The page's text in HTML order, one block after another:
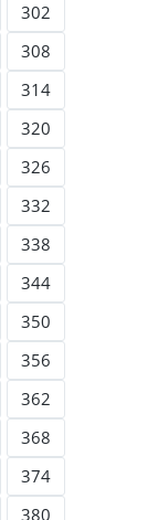
302
308
314
320
326
332
338
344
350
356
362
368
374
380